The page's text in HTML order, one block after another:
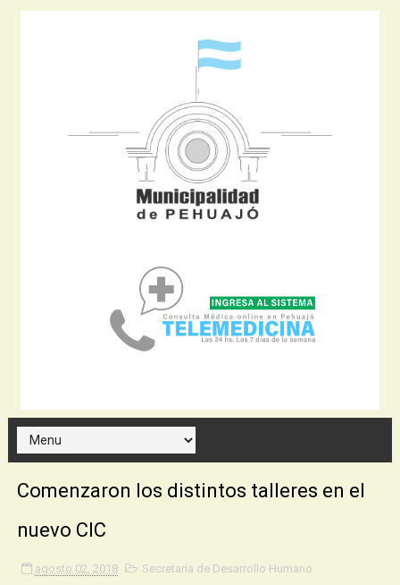
Comenzaron los distintos talleres en el
nuevo CIC
agosto 02, 2018 Secretaría de Desarrollo Humano